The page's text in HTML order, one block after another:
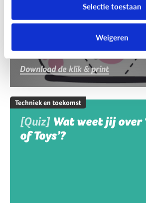
Selectie toestaan
Weigeren
Download de klik & print
Techniek en toekomst
[Quiz] Wat weet jij over
of Toys’?